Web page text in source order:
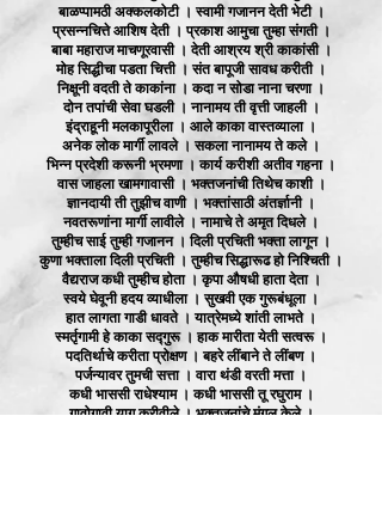
बाळप्पामठी अक्कलकोटी । स्वामी गजानन देती भेटी ।
प्रसन्नचित्ते आशिष देती । प्रकाश आमुचा तुम्हा संगती ।
बाबा महाराज माचणूरवासी । देती आश्रय श्री काकांसी ।
मोह सिद्धीचा पडता चित्ती । संत बापूजी सावध करीती ।
निक्षूनी वदती ते काकांना । कदा न सोडा नाना चरणा ।
दोन तपांची सेवा घडली । नानामय ती वृत्ती जाहली ।
इंद्राहूनी मलकापूरीला । आले काका वास्तव्याला ।
अनेक लोक मार्गी लावले । सकला नानामय ते कले ।
भिन्न प्रदेशी करूनी भ्रमणा । कार्य करीशी अतीव गहना ।
वास जाहला खामगावासी । भक्तजनांची तिथेच काशी ।
ज्ञानदायी ती तुझीच वाणी । भक्तांसाठी अंतर्ज्ञानी ।
नवतरूणांना मार्गी लावीले । नामाचे ते अमृत दिधले ।
तुम्हीच साई तुम्ही गजानन । दिली प्रचिती भक्ता लागून ।
कुणा भक्ताला दिली प्रचिती । तुम्हीच सिद्धारूढ हो निश्चिती ।
वैद्यराज कधी तुम्हीच होता । कृपा औषधी हाता देता ।
स्वये घेवूनी हदय व्याधीला । सुखवी एक गुरूबंधूला ।
हात लागता गाडी धावते । यात्रेमध्ये शांती लाभते ।
स्मर्तृगामी हे काका सद्गुरू । हाक मारीता येती सत्वरू ।
पदतिर्थाचे करीता प्रोक्षण । बहरे लींबाने ते लींबण ।
पर्जन्यावर तुमची सत्ता । वारा थंडी वरती मत्ता ।
कधी भाससी राधेश्याम । कधी भाससी तू रघुराम ।
गावोगावी याग करीवीले । भक्तजनांचे मंगल केले ।